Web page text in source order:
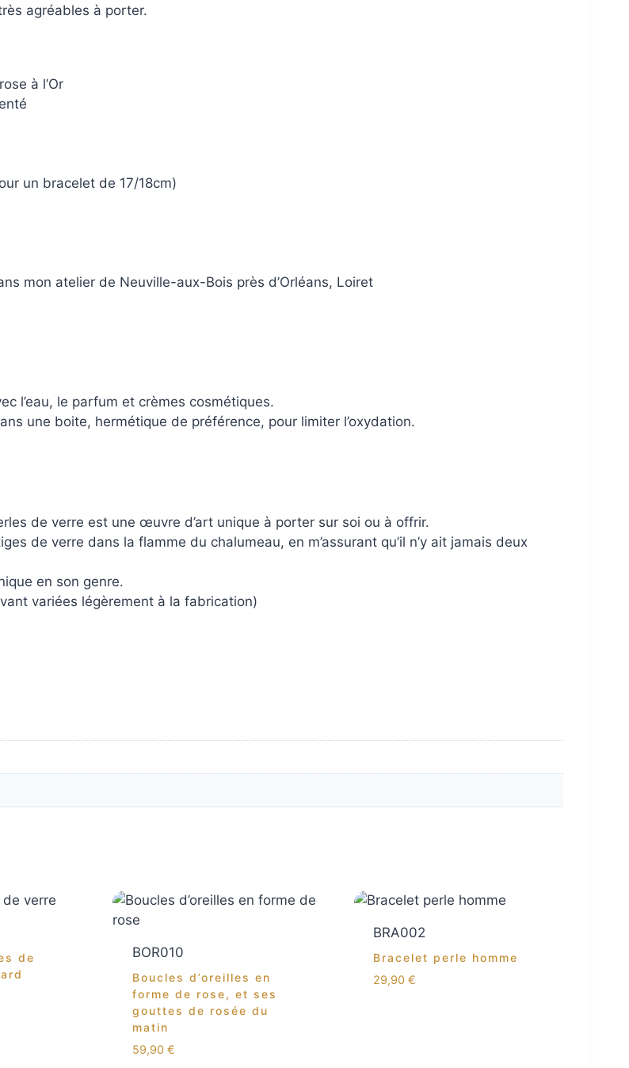
agréables à porter.
à l’Or
un bracelet de 17/18cm)
mon atelier de Neuville-aux-Bois près d’Orléans, Loiret
l’eau, le parfum et crèmes cosmétiques.
une boite, hermétique de préférence, pour limiter l’oxydation.
de verre est une œuvre d’art unique à porter sur soi ou à offrir.
de verre dans la flamme du chalumeau, en m’assurant qu’il n’y ait jamais deux
en son genre.
variées légèrement à la fabrication)
de
BOR010
Boucles d’oreilles en
forme de rose, et ses
gouttes de rosée du
matin
59,90 €
BRA002
Bracelet perle homme
29,90 €